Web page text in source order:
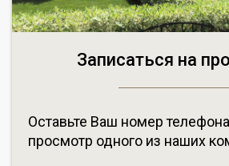
Записаться на
Оставьте Ваш номер
просмотр одного из наших